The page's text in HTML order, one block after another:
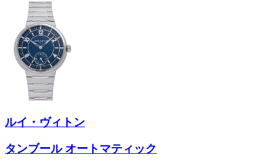
ルイ・ヴィトン
タンブール オートマティック